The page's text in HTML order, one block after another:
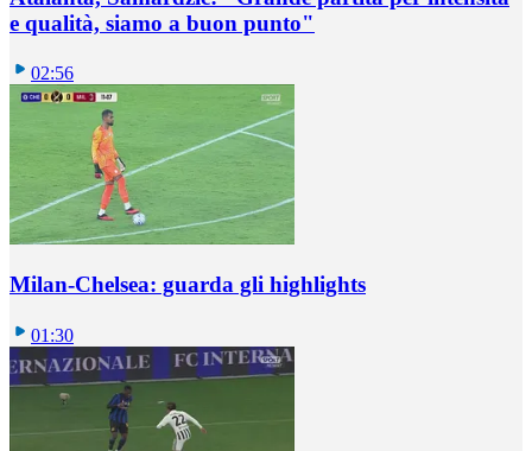
e qualità, siamo a buon punto"
02:56
Milan-Chelsea: guarda gli highlights
01:30